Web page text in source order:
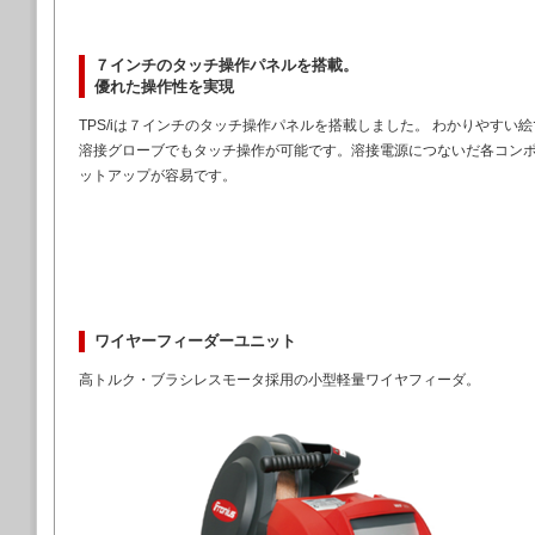
７インチのタッチ操作パネルを搭載。
優れた操作性を実現
TPS/iは７インチのタッチ操作パネルを搭載しました。 わかりやすい
溶接グローブでもタッチ操作が可能です。溶接電源につないだ各コン
ットアップが容易です。
ワイヤーフィーダーユニット
高トルク・ブラシレスモータ採用の小型軽量ワイヤフィーダ。